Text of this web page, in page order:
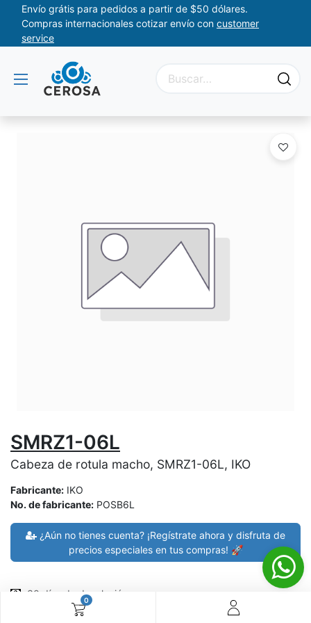
0
Envío grátis para pedidos a partir de $50 dólares.
Compras internacionales cotizar envío con customer
service
SMRZ1-06L
Cabeza de rotula macho, SMRZ1-06L, IKO
Fabricante: IKO
No. de fabricante: POSB6L
¿Aún no tienes cuenta? ¡Regístrate ahora y disfruta de
precios especiales en tus compras! 🚀
30 días de devolución
devoluciones en 7 días